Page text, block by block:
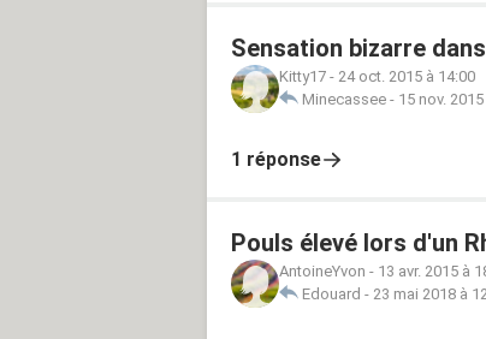
Sensation bizarre
Kitty17 - 24 oct. 2015 à 14:00
Minecassee - 15 nov. 2015
1 réponse
Pouls élevé lors d'un
AntoineYvon - 13 avr. 2015 à
Edouard - 23 mai 2018 à